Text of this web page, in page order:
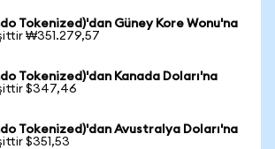
Tokenized)'dan Güney Kore Wonu'na
₩351.279,57
Tokenized)'dan Kanada Doları'na
$347,46
Tokenized)'dan Avustralya Doları'na
$351,53